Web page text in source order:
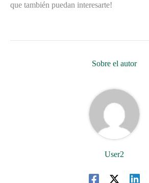
que también puedan interesarte!
Sobre el autor
User2